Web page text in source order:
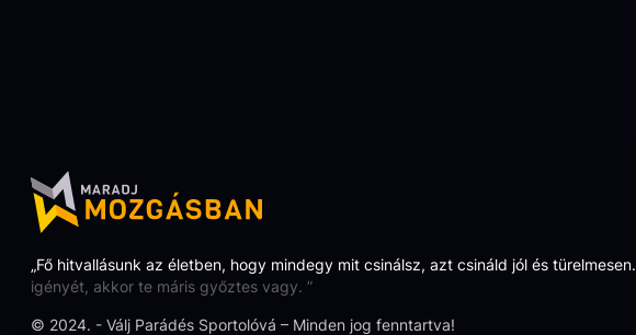
„Fő hitvallásunk az életben, hogy mindegy mit csinálsz, azt csináld jól és türelmesen.
igényét, akkor te máris győztes vagy. ”
© 2024. - Válj Parádés Sportolóvá – Minden jog fenntartva!